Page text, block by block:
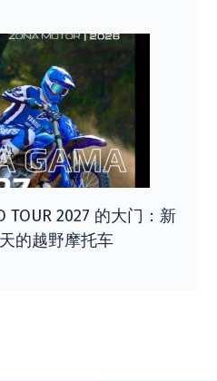
TOUR 2027 的大门：新
的越野摩托车